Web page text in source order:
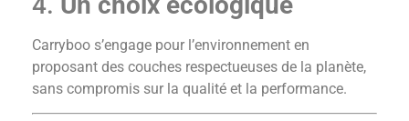
Carryboo s’engage pour l’environnement en
proposant des couches respectueuses de la planète,
sans compromis sur la qualité et la performance.